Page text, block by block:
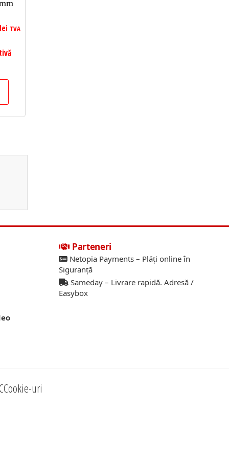
lei TVA
Parteneri
Netopia Payments – Plăți online în
Siguranță
Sameday – Livrare rapidă. Adresă /
Easybox
Cookie-uri